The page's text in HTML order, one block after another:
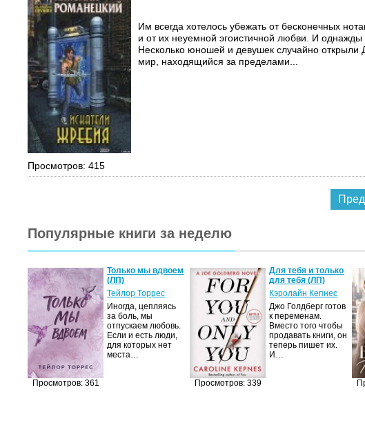
Им всегда хотелось убежать от бесконечных
и от их неуемной эгоистичной любви. И однажды
Несколько юношей и девушек случайно
мир, находящийся за пределами...
Просмотров: 415
Популярные книги за неделю
Просмотров: 361
Только мы вдвоем
(ЛП)
Тейлор Торрес
Иногда, цепляясь
за боль, мы
отпускаем любовь.
Если и есть люди,
для которых нет
места…
Просмотров: 339
Для тебя и только
для тебя (ЛП)
Кэролайн Кепнес
Джо Голдберг готов
к переменам.
Вместо того чтобы
продавать книги, он
теперь пишет их.
И…